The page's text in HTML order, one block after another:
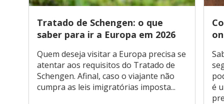
Tratado de Schengen: o que
saber para ir a Europa em 2026
Quem deseja visitar a Europa precisa se
atentar aos requisitos do Tratado de
Schengen. Afinal, caso o viajante não
cumpra as leis imigratórias imposta...
é